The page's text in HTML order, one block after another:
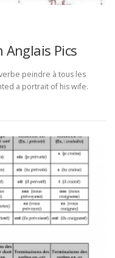
Anglais Pics
peindre à tous les
a portrait of his wife.